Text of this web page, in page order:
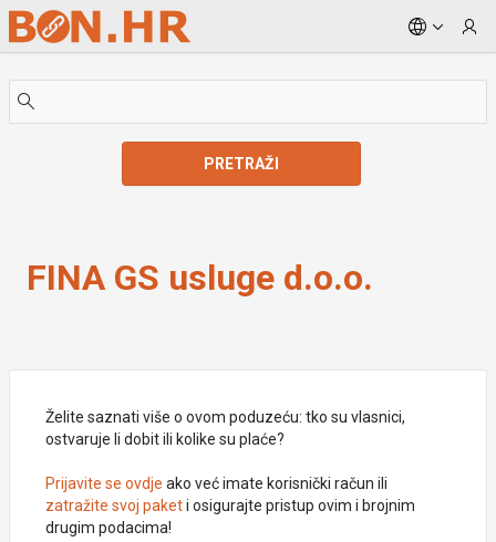
Skip to Main Content
PRETRAŽI
FINA GS usluge d.o.o.
Želite saznati više o ovom poduzeću: tko su vlasnici,
ostvaruje li dobit ili kolike su plaće?
Prijavite se ovdje ako već imate korisnički račun ili
zatražite svoj paketi osigurajte pristup ovim i brojnim
drugim podacima!